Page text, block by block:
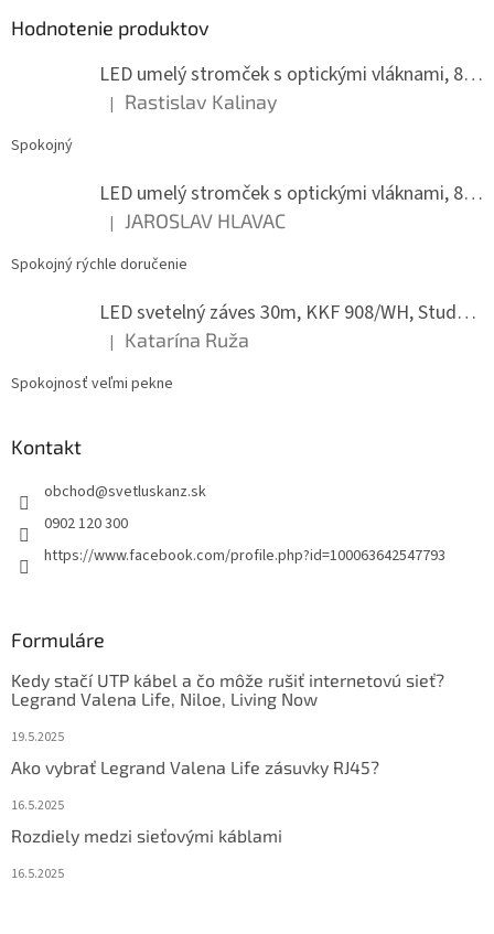
Hodnotenie produktov
LED umelý stromček s optickými vláknami, 80 cm
Hodnotenie produktu je 5 z 5 hviezdičiek.
| Rastislav Kalinay
Spokojný
LED umelý stromček s optickými vláknami, 80 cm
Hodnotenie produktu je 5 z 5 hviezdičiek.
| JAROSLAV HLAVAC
Spokojný rýchle doručenie
LED svetelný záves 30m, KKF 908/WH, Studená biela
Hodnotenie produktu je 5 z 5 hviezdičiek.
| Katarína Ruža
Spokojnosť veľmi pekne
Kontakt
obchod@svetluskanz.sk
0902 120 300
https://www.facebook.com/profile.php?id=100063642547793
Formuláre
Kedy stačí UTP kábel a čo môže rušiť internetovú sieť?
Legrand Valena Life, Niloe, Living Now
19.5.2025
Ako vybrať Legrand Valena Life zásuvky RJ45?
16.5.2025
Rozdiely medzi sieťovými káblami
16.5.2025